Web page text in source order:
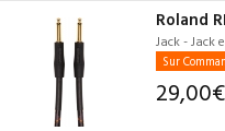
Roland
Jack - Jack
Sur
29,00€